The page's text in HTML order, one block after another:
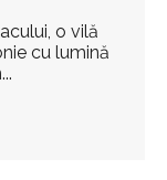
o vilă
cu lumină